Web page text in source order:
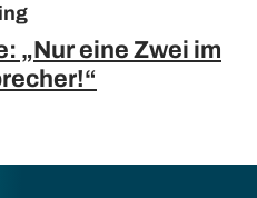
„Nur eine Zwei im